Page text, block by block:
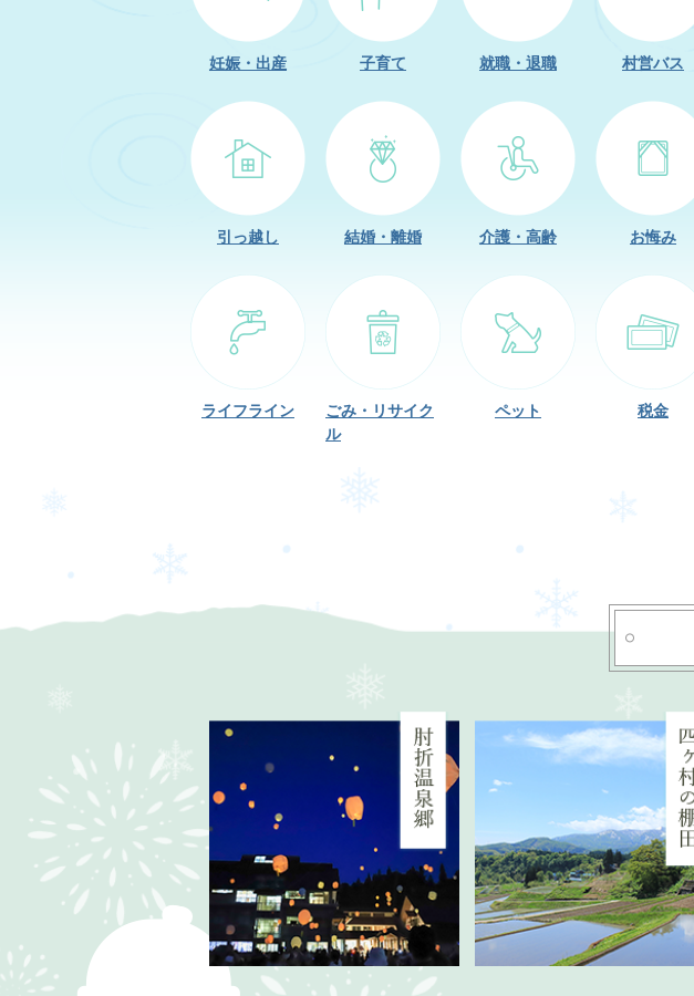
妊娠・出産 子育て 就職・退職 村営バス
引っ越し 結婚・離婚 介護・高齢 お悔み
ライフライン ごみ・ リサイク
ル
ペット 税金
ラ
イ
大蔵村歴史アーカイブはこちらから
目
ラ
イ
新庁舎建設情報はこちらか
1
の
ラ
イ
ド
2
イ
ド